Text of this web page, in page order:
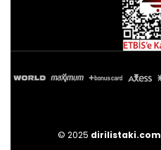
© 2025 dirilistaki.com